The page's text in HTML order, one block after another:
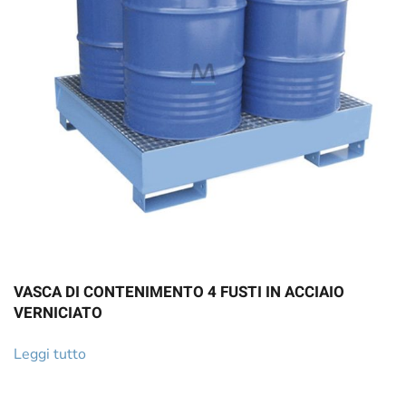
VASCA DI CONTENIMENTO 4 FUSTI IN ACCIAIO
VERNICIATO
Leggi tutto